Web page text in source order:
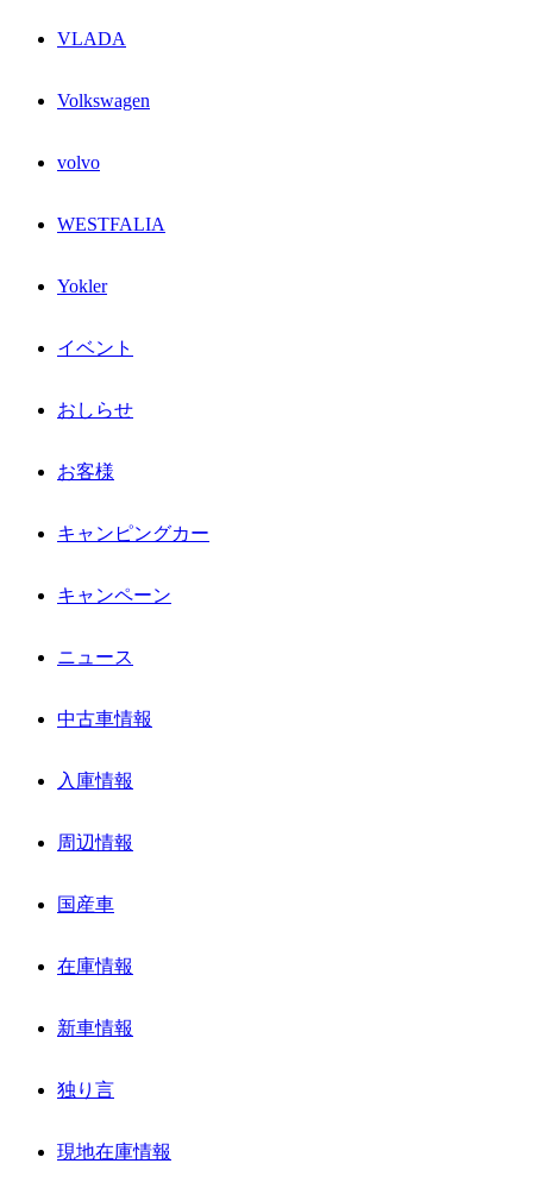
VLADA
Volkswagen
volvo
WESTFALIA
Yokler
イベント
おしらせ
お客様
キャンピングカー
キャンペーン
ニュース
中古車情報
入庫情報
周辺情報
国産車
在庫情報
新車情報
独り言
現地在庫情報